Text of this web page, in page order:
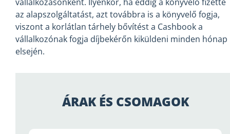
az alapszolgáltatást, azt továbbra is a könyvelő fogja,
viszont a korlátlan tárhely bővítést a Cashbook a
vállalkozónak fogja díjbekérőn kiküldeni minden hónap
elsején.
ÁRAK ÉS CSOMAGOK